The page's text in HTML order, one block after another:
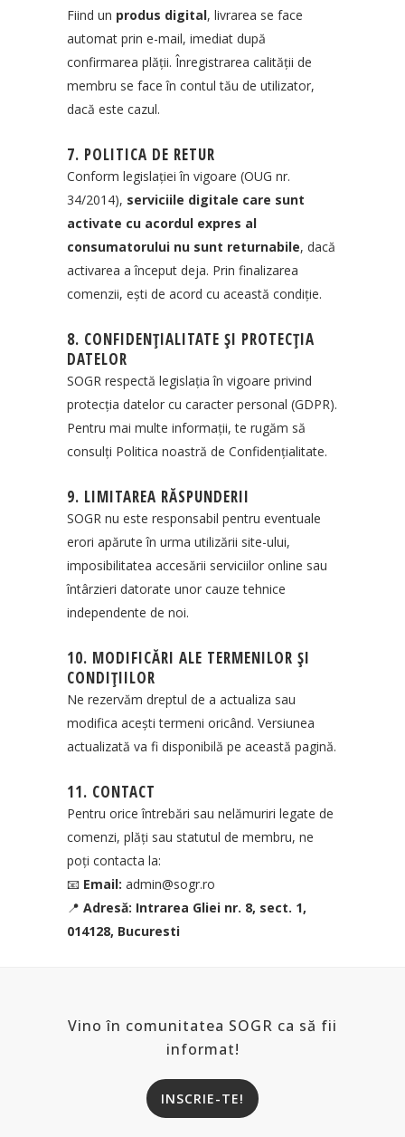
Fiind un produs digital, livrarea se face
automat prin e-mail, imediat după
confirmarea plății. Înregistrarea calității de
membru se face în contul tău de utilizator,
dacă este cazul.
7. POLITICA DE RETUR
Conform legislației în vigoare (OUG nr.
34/2014), serviciile digitale care sunt
activate cu acordul expres al
consumatorului nu sunt returnabile, dacă
activarea a început deja. Prin finalizarea
comenzii, ești de acord cu această condiție.
8. CONFIDENȚIALITATE ȘI PROTECȚIA
DATELOR
SOGR respectă legislația în vigoare privind
protecția datelor cu caracter personal (GDPR).
Pentru mai multe informații, te rugăm să
consulți Politica noastră de Confidențialitate.
9. LIMITAREA RĂSPUNDERII
SOGR nu este responsabil pentru eventuale
erori apărute în urma utilizării site-ului,
imposibilitatea accesării serviciilor online sau
întârzieri datorate unor cauze tehnice
independente de noi.
10. MODIFICĂRI ALE TERMENILOR ȘI
CONDIȚIILOR
Ne rezervăm dreptul de a actualiza sau
modifica acești termeni oricând. Versiunea
actualizată va fi disponibilă pe această pagină.
11. CONTACT
Pentru orice întrebări sau nelămuriri legate de
comenzi, plăți sau statutul de membru, ne
poți contacta la:
📧 Email: admin@sogr.ro
📍 Adresă: Intrarea Gliei nr. 8, sect. 1,
014128, Bucuresti
Vino în comunitatea SOGR ca să fii
informat!
INSCRIE-TE!